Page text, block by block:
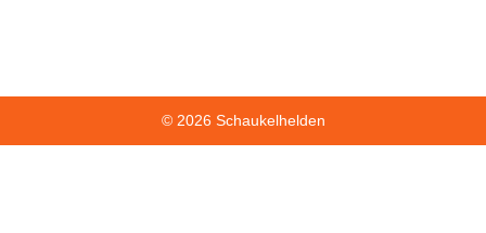
© 2026 Schaukelhelden